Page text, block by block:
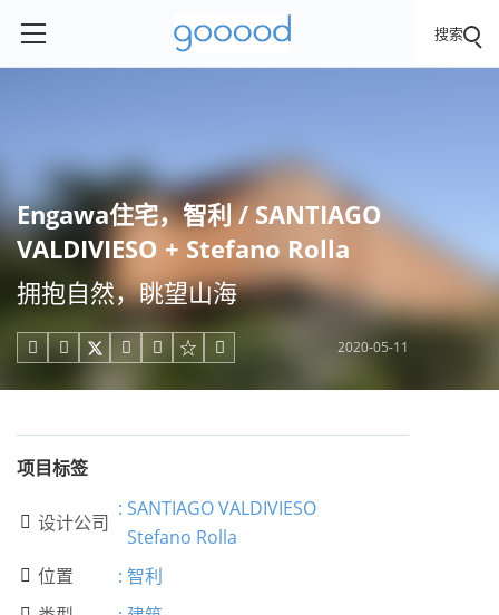
搜索
Engawa住宅，智利 / SANTIAGO
VALDIVIESO + Stefano Rolla
拥抱自然，眺望山海
     2020-05-11
项目标签
 设计公司
: SANTIAGO VALDIVIESO
Stefano Rolla
 位置 : 智利